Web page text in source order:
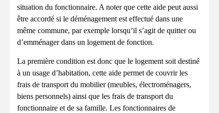
situation du fonctionnaire. A noter que cette aide peut aussi
être accordé si le déménagement est effectué dans une
même commune, par exemple lorsqu’il s’agit de quitter ou
d’emménager dans un logement de fonction.
La première condition est donc que le logement soit destiné
à un usage d’habitation, cette aide permet de couvrir les
frais de transport du mobilier (meubles, électroménagers,
biens personnels) ainsi que les frais de transport du
fonctionnaire et de sa famille. Les fonctionnaires de